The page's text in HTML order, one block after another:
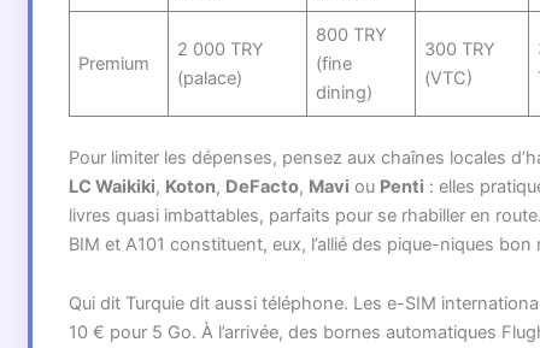
Premium
2 000 TRY
(palace)
800 TRY
(fine
dining)
300 TRY
(VTC)
Pour limiter les dépenses, pensez aux chaînes locales
LC Waikiki, Koton, DeFacto, Mavi ou Penti : elles
livres quasi imbattables, parfaits pour se rhabiller en
BIM et A101 constituent, eux, l’allié des pique-niques bon
Qui dit Turquie dit aussi téléphone. Les e-SIM
10 € pour 5 Go. À l’arrivée, des bornes automatiques